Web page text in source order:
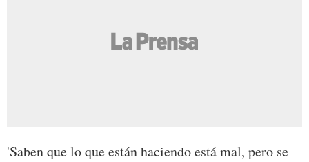
'Saben que lo que están haciendo está mal, pero se